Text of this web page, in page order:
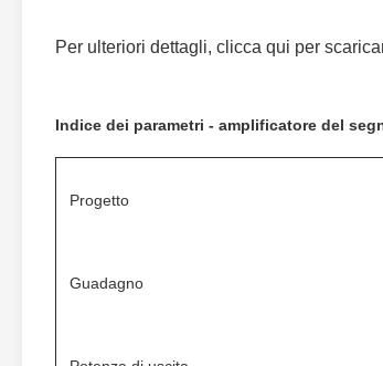
Per ulteriori dettagli, clicca qui per
Indice dei parametri - amplificatore del
Progetto
Guadagno